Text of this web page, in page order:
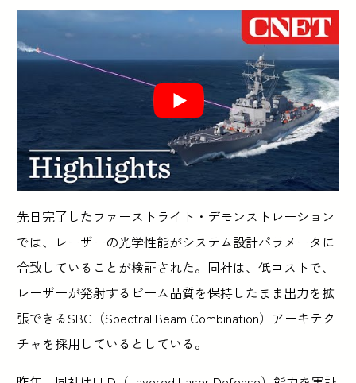
先日完了したファーストライト・デモンストレーション
では、レーザーの光学性能がシステム設計パラメータに
合致していることが検証された。同社は、低コストで、
レーザーが発射するビーム品質を保持したまま出力を拡
張できるSBC（Spectral Beam Combination）アーキテク
チャを採用しているとしている。